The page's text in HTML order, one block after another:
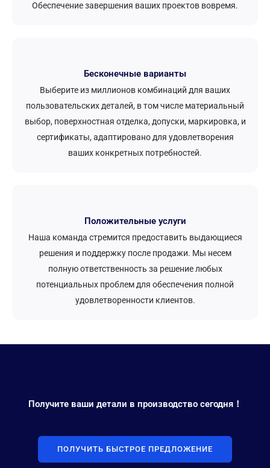
Обеспечение завершения ваших проектов вовремя.
Бесконечные варианты
Выберите из миллионов комбинаций для ваших
пользовательских деталей, в том числе материальный
выбор, поверхностная отделка, допуски, маркировка, и
сертификаты, адаптировано для удовлетворения
ваших конкретных потребностей.
Положительные услуги
Наша команда стремится предоставить выдающиеся
решения и поддержку после продажи. Мы несем
полную ответственность за решение любых
потенциальных проблем для обеспечения полной
удовлетворенности клиентов.
Получите ваши детали в производство сегодня！
ПОЛУЧИТЬ БЫСТРОЕ ПРЕДЛОЖЕНИЕ